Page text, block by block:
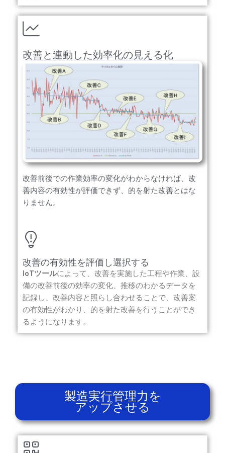
改善と連動した効率化の見える化
改善前後での作業効率の変化がわからなければ、改
善内容の有効性が評価できず、的を射た改善とはな
りません。
改善の有効性を評価し選択する
IoTツールによって、改善を実施した工程や作業、設
備の改善前後の効率の変化、推移のわかるデータを
記録し、改善内容と照らし合わせることで、改善案
の有効性がわかり、的を射た改善を行うことができ
るようになります。
製造実行管理力を
アップさせる